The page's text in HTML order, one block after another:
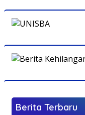
Berita Terbaru